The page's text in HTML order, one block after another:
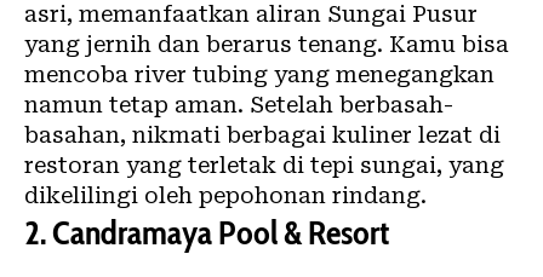
asri, memanfaatkan aliran Sungai Pusur
yang jernih dan berarus tenang. Kamu bisa
mencoba river tubing yang menegangkan
namun tetap aman. Setelah berbasah-
basahan, nikmati berbagai kuliner lezat di
restoran yang terletak di tepi sungai, yang
dikelilingi oleh pepohonan rindang.
2. Candramaya Pool & Resort